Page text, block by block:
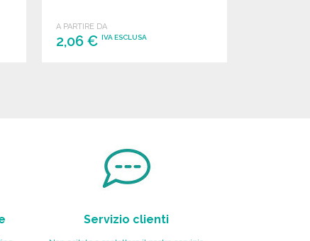
A PARTIRE DA
2,06 €IVA ESCLUSA
Servizio clienti